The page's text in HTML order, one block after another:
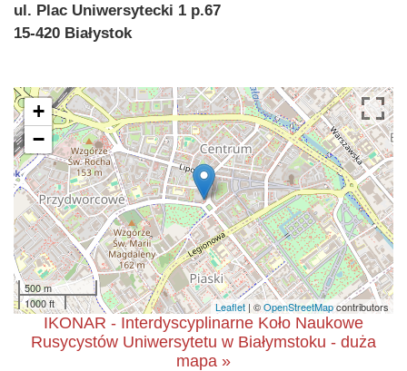
ul. Plac Uniwersytecki 1 p.67
15-420 Białystok
+
−
500 m
1000 ft
Leaflet | ©OpenStreetMapcontributors
IKONAR - Interdyscyplinarne Koło Naukowe
Rusycystów Uniwersytetu w Białymstoku - duża
mapa »